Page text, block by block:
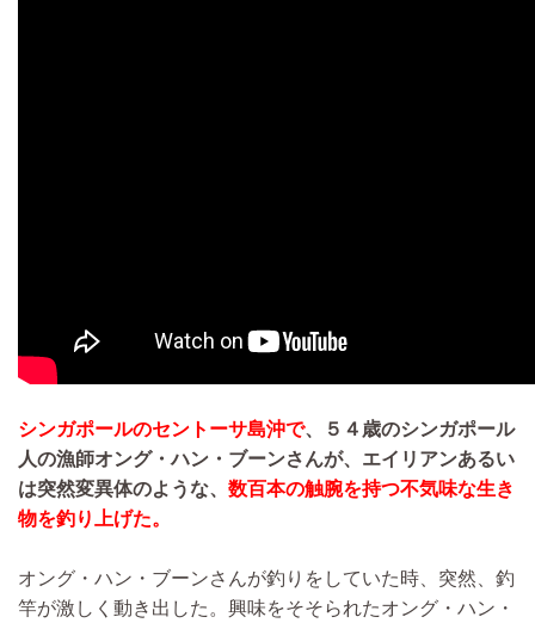
シンガポールのセントーサ島沖で、５４歳のシンガポール
人の漁師オング・ハン・ブーンさんが、エイリアンあるい
は突然変異体のような、 数百本の触腕を持つ不気味な生き
物を釣り上げた。
オング・ハン・ブーンさんが釣りをしていた時、突然、釣
竿が激しく動き出した。興味をそそられたオング・ハン・